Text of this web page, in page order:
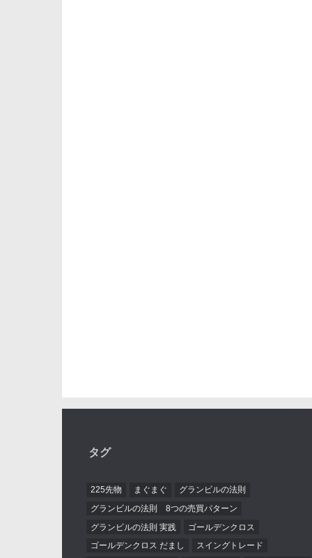
タグ
225先物 まぐまぐ
グランビルの法則
グランビルの法則 8つの売買パターン
グランビルの法則 実践
ゴールデンクロス
ゴールデンクロス だまし
スイングトレード